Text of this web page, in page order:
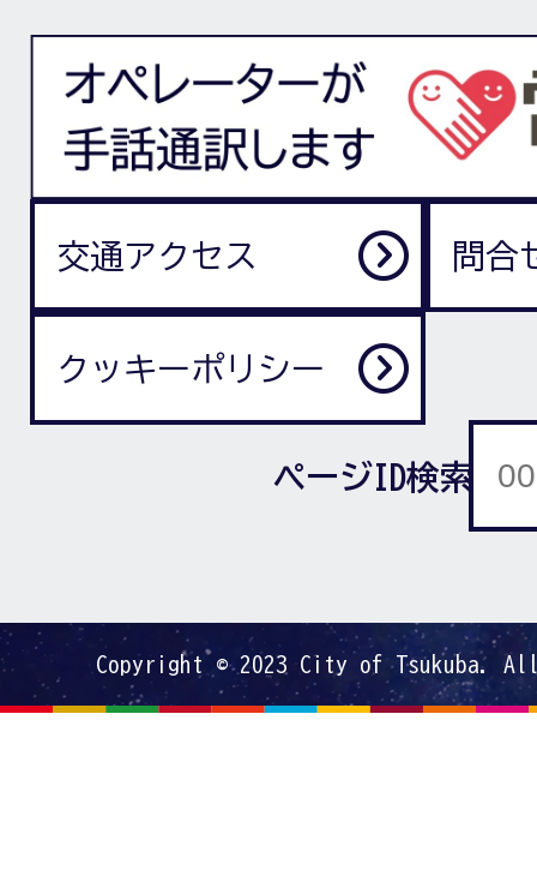
交通アクセス 問合
クッキーポリシー
ページID検索
Copyright © 2023 City of Tsukuba.